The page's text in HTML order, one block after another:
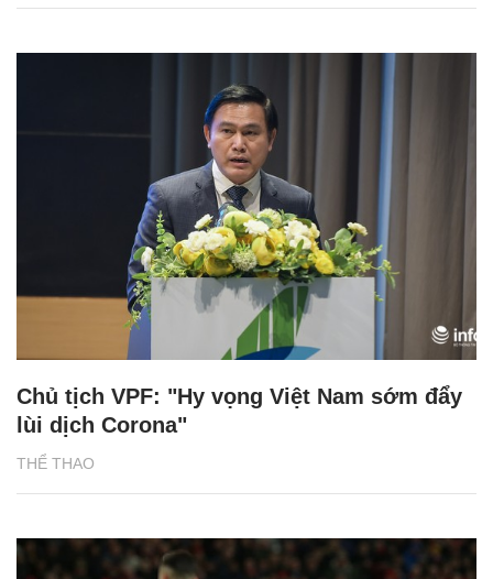
THỂ THAO
Chủ tịch VPF: "Hy vọng Việt Nam sớm đẩy
lùi dịch Corona"